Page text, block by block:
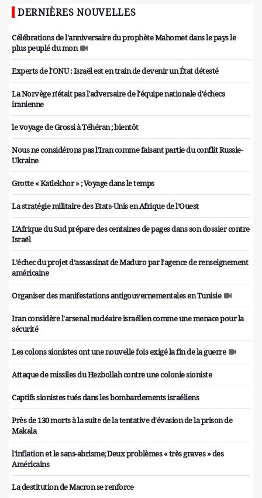
DERNIÈRES NOUVELLES
Célébrations de l'anniversaire du prophète Mahomet dans le pays le
plus peuplé du mon
Experts de l'ONU : Israël est en train de devenir un État détesté
La Norvège n'était pas l'adversaire de l'équipe nationale d'échecs
iranienne
le voyage de Grossi à Téhéran ; bientôt
Nous ne considérons pas l'Iran comme faisant partie du conflit Russie-
Ukraine
Grotte « Katlekhor » ; Voyage dans le temps
La stratégie militaire des Etats-Unis en Afrique de l’Ouest
L'Afrique du Sud prépare des centaines de pages dans son dossier contre
Israël
L’échec du projet d’assassinat de Maduro par l’agence de renseignement
américaine
Organiser des manifestations antigouvernementales en Tunisie
Iran considère l'arsenal nucléaire israélien comme une menace pour la
sécurité
Les colons sionistes ont une nouvelle fois exigé la fin de la guerre
Attaque de missiles du Hezbollah contre une colonie sioniste
Captifs sionistes tués dans les bombardements israéliens
Près de 130 morts à la suite de la tentative d'évasion de la prison de
Makala
l'inflation et le sans-abrisme; Deux problèmes « très graves » des
Américains
La destitution de Macron se renforce